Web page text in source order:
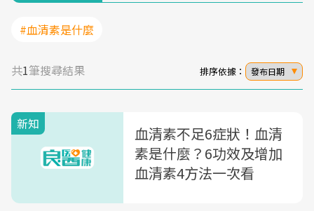
#血清素是什麼
共1筆搜尋結果 排序依據： 發布日期
新知
血清素不足6症狀！血清
素是什麼？6功效及增加
血清素4方法一次看